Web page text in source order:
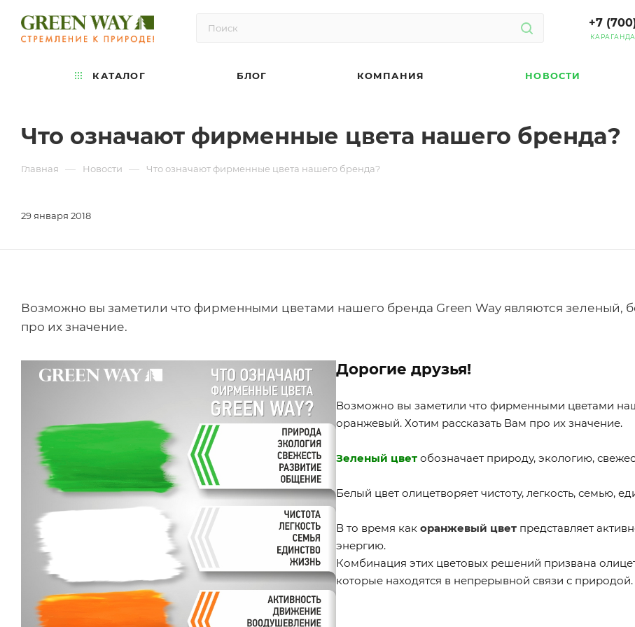
+7
КАТАЛОГ БЛОГ КОМПАНИЯ НОВОСТИ
Что означают фирменные цвета нашего бренда?
Главная — Новости — Что означают фирменные цвета нашего бренда?
29 января 2018
Возможно вы заметили что фирменными цветами нашего бренда Green Way являются зеленый,
про их значение.
Дорогие друзья!
Возможно вы заметили что фирменными цветами
оранжевый. Хотим рассказать Вам про их значение.
Зеленый цвет обозначает природу, экологию,
Белый цвет олицетворяет чистоту, легкость, семью,
В то время как оранжевый цвет представляет
энергию.
Комбинация этих цветовых решений призвана
которые находятся в непрерывной связи с природой.